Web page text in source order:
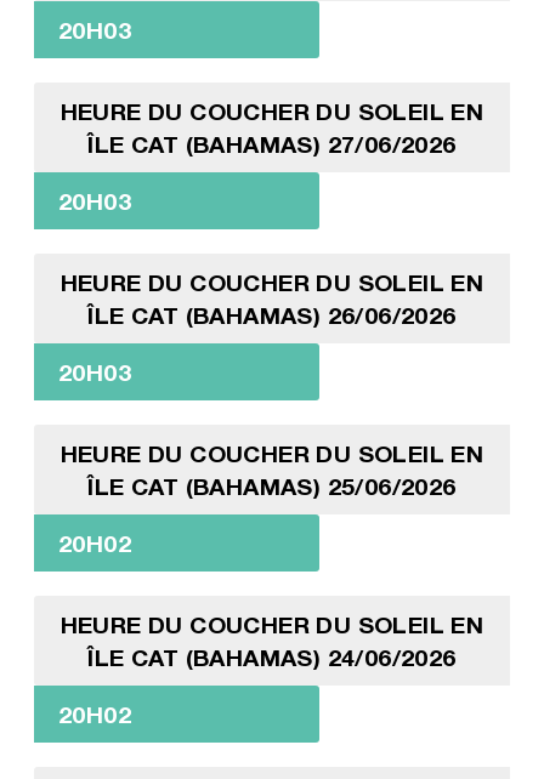
20H03
HEURE DU COUCHER DU SOLEIL EN
ÎLE CAT (BAHAMAS) 27/06/2026
20H03
HEURE DU COUCHER DU SOLEIL EN
ÎLE CAT (BAHAMAS) 26/06/2026
20H03
HEURE DU COUCHER DU SOLEIL EN
ÎLE CAT (BAHAMAS) 25/06/2026
20H02
HEURE DU COUCHER DU SOLEIL EN
ÎLE CAT (BAHAMAS) 24/06/2026
20H02